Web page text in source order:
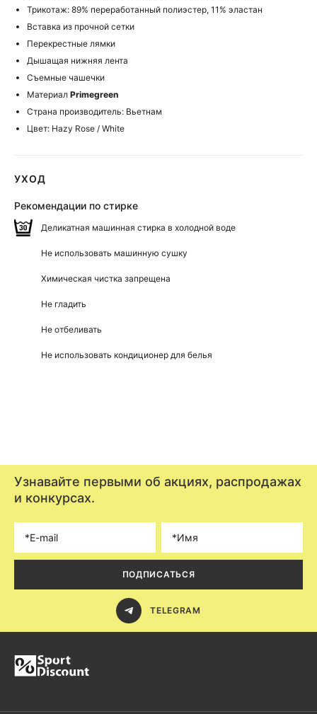
Трикотаж: 89% переработанный полиэстер, 11% эластан
Вставка из прочной сетки
Перекрестные лямки
Дышащая нижняя лента
Съемные чашечки
Материал Primegreen
Страна производитель: Вьетнам
Цвет: Hazy Rose / White
УХОД
Рекомендации по стирке
Деликатная машинная стирка в холодной воде
Не использовать машинную сушку
Химическая чистка запрещена
Не гладить
Не отбеливать
Не использовать кондиционер для белья
Узнавайте первыми об акциях, распродажах
и конкурсах.
ПОДПИСАТЬСЯ
TELEGRAM